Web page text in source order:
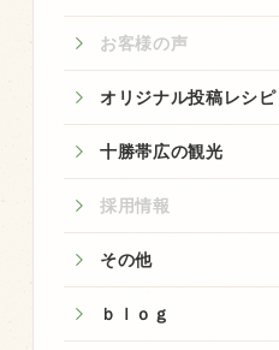
お客様の声
オリジナル投稿レシピ
十勝帯広の観光
採用情報
その他
ｂｌｏｇ